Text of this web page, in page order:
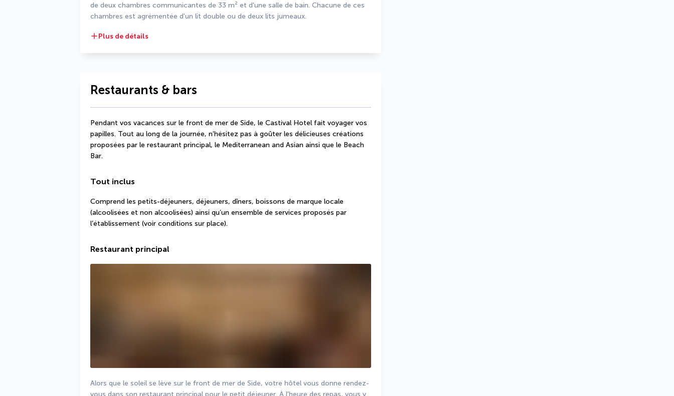
de deux chambres communicantes de 33 m² et d'une salle de bain. Chacune de ces
chambres est agrémentée d'un lit double ou de deux lits jumeaux.
Plus de détails
Restaurants & bars
Pendant vos vacances sur le front de mer de Side, le Castival Hotel fait voyager vos
papilles. Tout au long de la journée, n'hésitez pas à goûter les délicieuses créations
proposées par le restaurant principal, le Mediterranean and Asian ainsi que le Beach
Bar.
Tout inclus
Comprend les petits-déjeuners, déjeuners, dîners, boissons de marque locale
(alcoolisées et non alcoolisées) ainsi qu’un ensemble de services proposés par
l’établissement (voir conditions sur place).
Restaurant principal
Alors que le soleil se lève sur le front de mer de Side, votre hôtel vous donne rendez-
vous dans son restaurant principal pour le petit déjeuner. À l'heure des repas, vous y